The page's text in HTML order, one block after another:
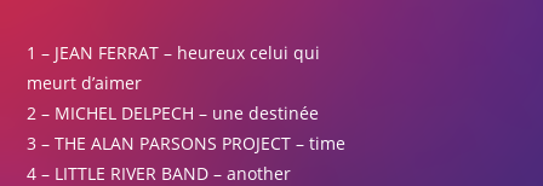
EMBED
1 – JEAN FERRAT – heureux celui qui
meurt d’aimer
2 – MICHEL DELPECH – une destinée
3 – THE ALAN PARSONS PROJECT – time
4 – LITTLE RIVER BAND – another